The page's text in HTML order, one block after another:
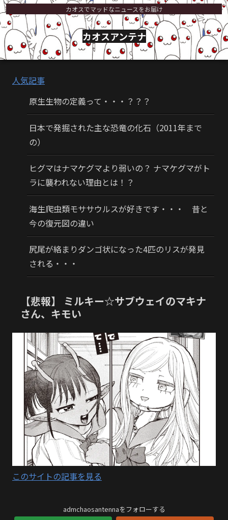
カオスでマッドなニュースをお届け
カオスアンテナ
人気記事
原生生物の定義って・・・？？？
日本で発掘された主な恐竜の化石（2011年まで
の）
ヒグマはナマケグマより弱いの？ ナマケグマがト
ラに襲われない理由とは！？
海生爬虫類モササウルスが好きです・・・ 昔と
今の復元図の違い
尻尾が絡まりダンゴ状になった4匹のリスが発見
される・・・
【悲報】 ミルキー☆サブウェイのマキナ
さん、キモい
このサイトの記事を見る
admchaosantennaをフォローする